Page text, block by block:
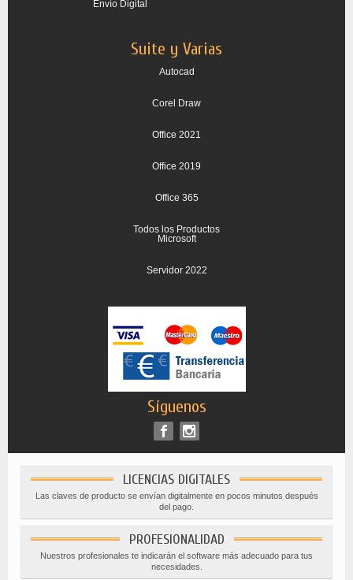
Envío Digital
Suite y Varias
Autocad
Corel Draw
Office 2021
Office 2019
Office 365
Todos los Productos
Microsoft
Servidor 2022
Síguenos
LICENCIAS DIGITALES
Las claves de producto se envían digitalmente en pocos minutos después
del pago.
PROFESIONALIDAD
Nuestros profesionales te indicarán el software más adecuado para tus
necesidades.